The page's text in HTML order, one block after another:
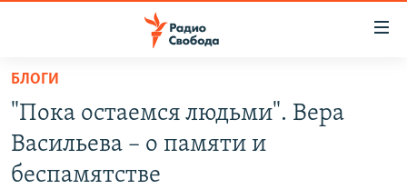
упрощенного
доступа
Вернуться
основному
ПРОГРАММЫ
АВТОРСКИЕ ПРОЕКТЫ
БЛОГИ
"Пока остаемся людьми". Вера
Васильева – о памяти и
беспамятстве